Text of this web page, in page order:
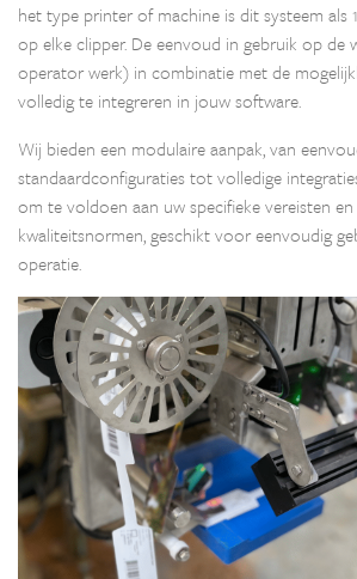
het type printer of machine is dit systeem als
op elke clipper. De eenvoud in gebruik op de
operator werk) in combinatie met de
volledig te integreren in jouw software.
Wij bieden een modulaire aanpak, van
standaardconfiguraties tot volledige
om te voldoen aan uw specifieke vereisten
kwaliteitsnormen, geschikt voor eenvoudig
operatie.